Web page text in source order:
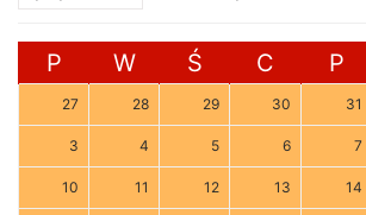
P W Ś C P
27 28 29 30 31
3 4 5 6 7
10 11 12 13 14